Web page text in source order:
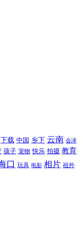
下载 中国 乡下 云南 会泽
孩子 宠物 快乐 拍摄 教育
口 玩具 电影 相片 祖外